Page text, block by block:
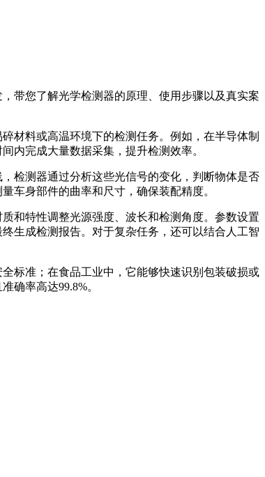
带您了解光学检测器的原理、使用步骤以及真实案
材料或高温环境下的检测任务。例如，在半导体制
内完成大量数据采集，提升检测效率。
检测器通过分析这些光信号的变化，判断物体是否
车身部件的曲率和尺寸，确保装配精度。
和特性调整光源强度、波长和检测角度。参数设置
生成检测报告。对于复杂任务，还可以结合人工智
标准；在食品工业中，它能够快速识别包装破损或
确率高达99.8%。